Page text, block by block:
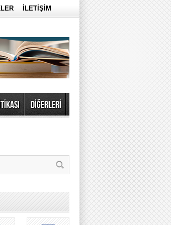
İLETİŞİM
DİĞERLERİ